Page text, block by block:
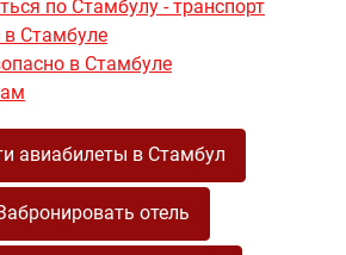
по Стамбулу - транспорт
в Стамбуле
в Стамбуле
авиабилеты в Стамбул
отель